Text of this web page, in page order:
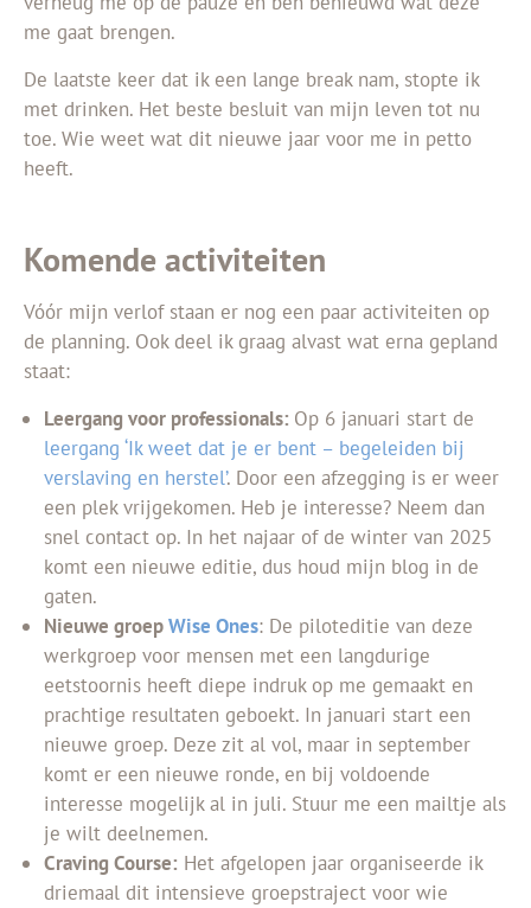
me gaat brengen.
De laatste keer dat ik een lange break nam, stopte ik
met drinken. Het beste besluit van mijn leven tot nu
toe. Wie weet wat dit nieuwe jaar voor me in petto
heeft.
Komende activiteiten
Vóór mijn verlof staan er nog een paar activiteiten op
de planning. Ook deel ik graag alvast wat erna gepland
staat:
Leergang voor professionals: Op 6 januari start de
leergang ‘Ik weet dat je er bent – begeleiden bij
verslaving en herstel’. Door een afzegging is er weer
een plek vrijgekomen. Heb je interesse? Neem dan
snel contact op. In het najaar of de winter van 2025
komt een nieuwe editie, dus houd mijn blog in de
gaten.
Nieuwe groepWise Ones: De piloteditie van deze
werkgroep voor mensen met een langdurige
eetstoornis heeft diepe indruk op me gemaakt en
prachtige resultaten geboekt. In januari start een
nieuwe groep. Deze zit al vol, maar in september
komt er een nieuwe ronde, en bij voldoende
interesse mogelijk al in juli. Stuur me een mailtje als
je wilt deelnemen.
Craving Course: Het afgelopen jaar organiseerde ik
driemaal dit intensieve groepstraject voor wie